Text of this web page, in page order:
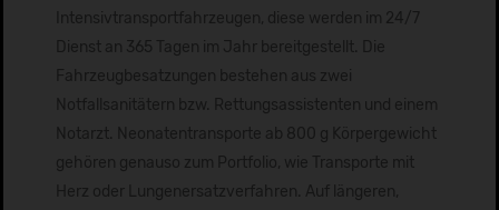
Intensivtransportfahrzeugen, diese werden im 24/7
Dienst an 365 Tagen im Jahr bereitgestellt. Die
Fahrzeugbesatzungen bestehen aus zwei
Notfallsanitätern bzw. Rettungsassistenten und einem
Notarzt. Neonatentransporte ab 800 g Körpergewicht
gehören genauso zum Portfolio, wie Transporte mit
Herz oder Lungenersatzverfahren. Auf längeren,